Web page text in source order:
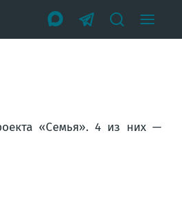
«Семья». 4 из них —